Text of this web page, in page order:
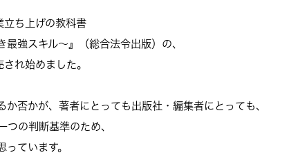
ち上げの教科書
最強スキル～』（総合法令出版）の、
れ始めました。
か否かが、著者にとっても出版社・編集者にとっても、
の判断基準のため、
ています。